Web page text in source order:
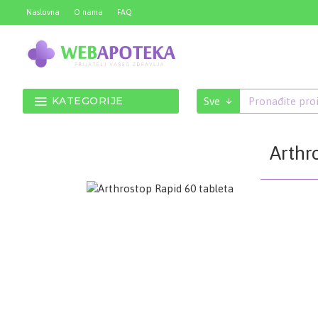
Naslovna O nama FAQ
KATEGORIJE Sve